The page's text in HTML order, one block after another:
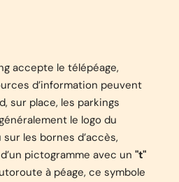
accepte le télépéage,
d’information peuvent
sur place, les parkings
le logo du
les bornes d’accès,
pictogramme avec un "t"
à péage, ce symbole